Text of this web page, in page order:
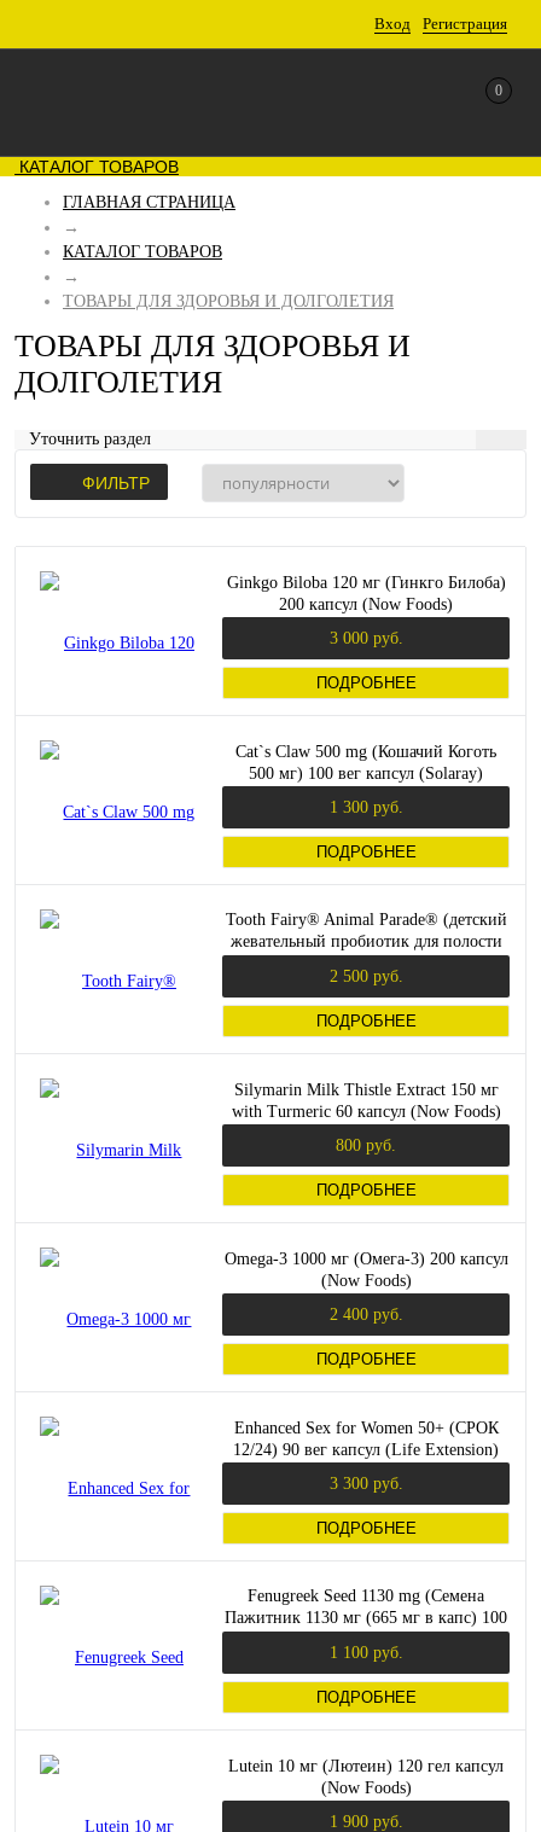
Вход Регистрация
0
КАТАЛОГ ТОВАРОВ
ГЛАВНАЯ СТРАНИЦА
→
КАТАЛОГ ТОВАРОВ
→
ТОВАРЫ ДЛЯ ЗДОРОВЬЯ И ДОЛГОЛЕТИЯ
ТОВАРЫ ДЛЯ ЗДОРОВЬЯ И
ДОЛГОЛЕТИЯ
Уточнить раздел
ФИЛЬТР
Ginkgo Biloba 120 мг (Гинкго Билоба)
200 капсул (Now Foods)
3 000 руб.
ПОДРОБНЕЕ
Cat`s Claw 500 mg (Кошачий Коготь
500 мг) 100 вег капсул (Solaray)
1 300 руб.
ПОДРОБНЕЕ
Tooth Fairy® Animal Parade® (детский
жевательный пробиотик для полости
2 500 руб.
ПОДРОБНЕЕ
Silymarin Milk Thistle Extract 150 мг
with Turmeric 60 капсул (Now Foods)
800 руб.
ПОДРОБНЕЕ
Omega-3 1000 мг (Омега-3) 200 капсул
(Now Foods)
2 400 руб.
ПОДРОБНЕЕ
Enhanced Sex for Women 50+ (СРОК
12/24) 90 вег капсул (Life Extension)
3 300 руб.
ПОДРОБНЕЕ
Fenugreek Seed 1130 mg (Семена
Пажитник 1130 мг (665 мг в капс) 100
1 100 руб.
ПОДРОБНЕЕ
Lutein 10 мг (Лютеин) 120 гел капсул
(Now Foods)
1 900 руб.